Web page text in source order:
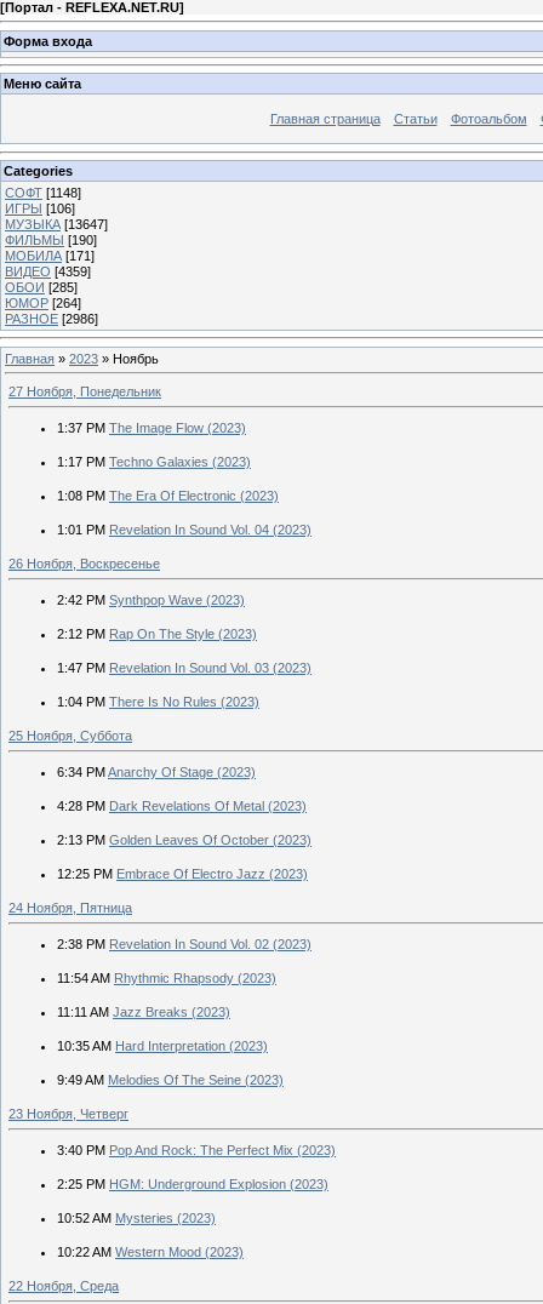
[Портал - REFLEXA.NET.RU]
Форма входа
Меню сайта
Главная страница Статьи Фотоальбом
Categories
СОФТ [1148]
ИГРЫ [106]
МУЗЫКА [13647]
ФИЛЬМЫ [190]
МОБИЛА [171]
ВИДЕО [4359]
ОБОИ [285]
ЮМОР [264]
РАЗНОЕ [2986]
Главная » 2023 » Ноябрь
27 Ноября, Понедельник
1:37 PM The Image Flow (2023)
1:17 PM Techno Galaxies (2023)
1:08 PM The Era Of Electronic (2023)
1:01 PM Revelation In Sound Vol. 04 (2023)
26 Ноября, Воскресенье
2:42 PM Synthpop Wave (2023)
2:12 PM Rap On The Style (2023)
1:47 PM Revelation In Sound Vol. 03 (2023)
1:04 PM There Is No Rules (2023)
25 Ноября, Суббота
6:34 PM Anarchy Of Stage (2023)
4:28 PM Dark Revelations Of Metal (2023)
2:13 PM Golden Leaves Of October (2023)
12:25 PM Embrace Of Electro Jazz (2023)
24 Ноября, Пятница
2:38 PM Revelation In Sound Vol. 02 (2023)
11:54 AM Rhythmic Rhapsody (2023)
11:11 AM Jazz Breaks (2023)
10:35 AM Hard Interpretation (2023)
9:49 AM Melodies Of The Seine (2023)
23 Ноября, Четверг
3:40 PM Pop And Rock: The Perfect Mix (2023)
2:25 PM HGM: Underground Explosion (2023)
10:52 AM Mysteries (2023)
10:22 AM Western Mood (2023)
22 Ноября, Среда